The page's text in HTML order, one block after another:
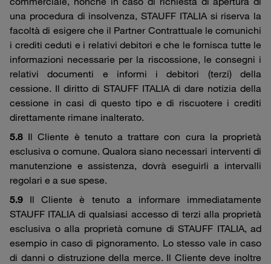
una procedura di insolvenza, STAUFF ITALIA si riserva la
facoltà di esigere che il Partner Contrattuale le comunichi
i crediti ceduti e i relativi debitori e che le fornisca tutte le
informazioni necessarie per la riscossione, le consegni i
relativi documenti e informi i debitori (terzi) della
cessione. Il diritto di STAUFF ITALIA di dare notizia della
cessione in casi di questo tipo e di riscuotere i crediti
direttamente rimane inalterato.
5.8 Il Cliente è tenuto a trattare con cura la proprietà
esclusiva o comune. Qualora siano necessari interventi di
manutenzione e assistenza, dovrà eseguirli a intervalli
regolari e a sue spese.
5.9 Il Cliente è tenuto a informare immediatamente
STAUFF ITALIA di qualsiasi accesso di terzi alla proprietà
esclusiva o alla proprietà comune di STAUFF ITALIA, ad
esempio in caso di pignoramento. Lo stesso vale in caso
di danni o distruzione della merce. Il Cliente deve inoltre